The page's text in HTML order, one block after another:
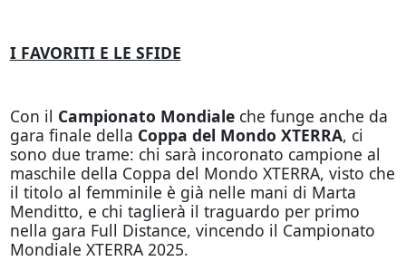
I FAVORITI E LE SFIDE
Con il Campionato Mondialeche funge anche da
gara finale della Coppa del Mondo XTERRA, ci
sono due trame: chi sarà incoronato campione al
maschile della Coppa del Mondo XTERRA, visto che
il titolo al femminile è già nelle mani di Marta
Menditto, e chi taglierà il traguardo per primo
nella gara Full Distance, vincendo il Campionato
Mondiale XTERRA 2025.